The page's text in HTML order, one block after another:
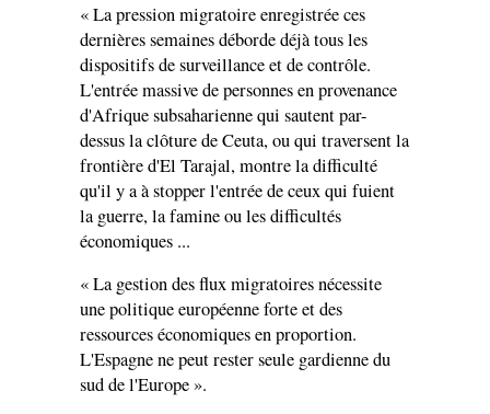
« La pression migratoire enregistrée ces
dernières semaines déborde déjà tous les
dispositifs de surveillance et de contrôle.
L'entrée massive de personnes en provenance
d'Afrique subsaharienne qui sautent par-
dessus la clôture de Ceuta, ou qui traversent la
frontière d'El Tarajal, montre la difficulté
qu'il y a à stopper l'entrée de ceux qui fuient
la guerre, la famine ou les difficultés
économiques ...
« La gestion des flux migratoires nécessite
une politique européenne forte et des
ressources économiques en proportion.
L'Espagne ne peut rester seule gardienne du
sud de l'Europe ».